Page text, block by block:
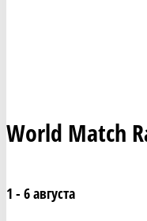
World Match
1 - 6 августа